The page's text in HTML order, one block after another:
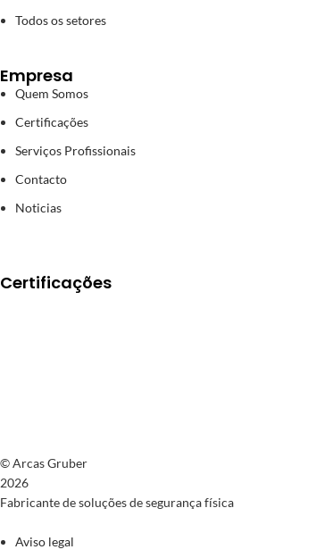
Todos os setores
Empresa
Quem Somos
Certificações
Serviços Profissionais
Contacto
Noticias
Certificações
© Arcas Gruber
2026
Fabricante de soluções de segurança física
Aviso legal